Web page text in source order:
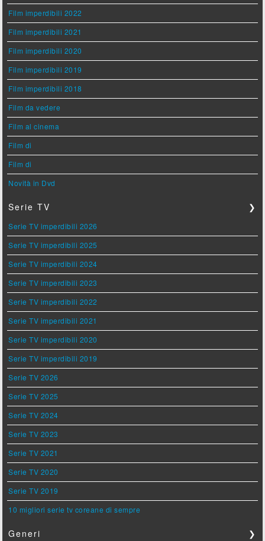
Film imperdibili 2022
Film imperdibili 2021
Film imperdibili 2020
Film imperdibili 2019
Film imperdibili 2018
Film da vedere
Film al cinema
Film di
Film di
Novità in Dvd
Serie TV ❯
Serie TV imperdibili 2026
Serie TV imperdibili 2025
Serie TV imperdibili 2024
Serie TV imperdibili 2023
Serie TV imperdibili 2022
Serie TV imperdibili 2021
Serie TV imperdibili 2020
Serie TV imperdibili 2019
Serie TV 2026
Serie TV 2025
Serie TV 2024
Serie TV 2023
Serie TV 2021
Serie TV 2020
Serie TV 2019
10 migliori serie tv coreane di sempre
Generi ❯